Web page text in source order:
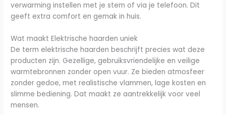
verwarming instellen met je stem of via je telefoon. Dit
geeft extra comfort en gemak in huis.
Wat maakt Elektrische haarden uniek
De term elektrische haarden beschrijft precies wat deze
producten zijn. Gezellige, gebruiksvriendelijke en veilige
warmtebronnen zonder open vuur. Ze bieden atmosfeer
zonder gedoe, met realistische vlammen, lage kosten en
slimme bediening. Dat maakt ze aantrekkelijk voor veel
mensen.